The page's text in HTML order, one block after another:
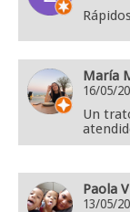
María
16/05/
Un
Paola
13/05/